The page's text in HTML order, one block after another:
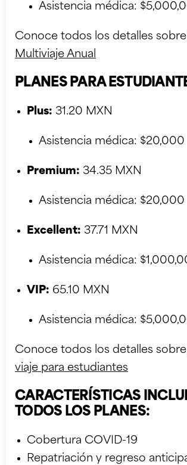
Asistencia médica:
Conoce todos los detalles sobre
Multiviaje Anual
PLANES PARA
Plus: 31.20 MXN
Asistencia médica: $20,000
Premium: 34.35 MXN
Asistencia médica: $20,000
Excellent: 37.71 MXN
Asistencia médica:
VIP: 65.10 MXN
Asistencia médica:
Conoce todos los detalles sobre
viaje para estudiantes
CARACTERÍSTICAS
TODOS LOS PLANES:
Cobertura COVID-19
Repatriación y regreso